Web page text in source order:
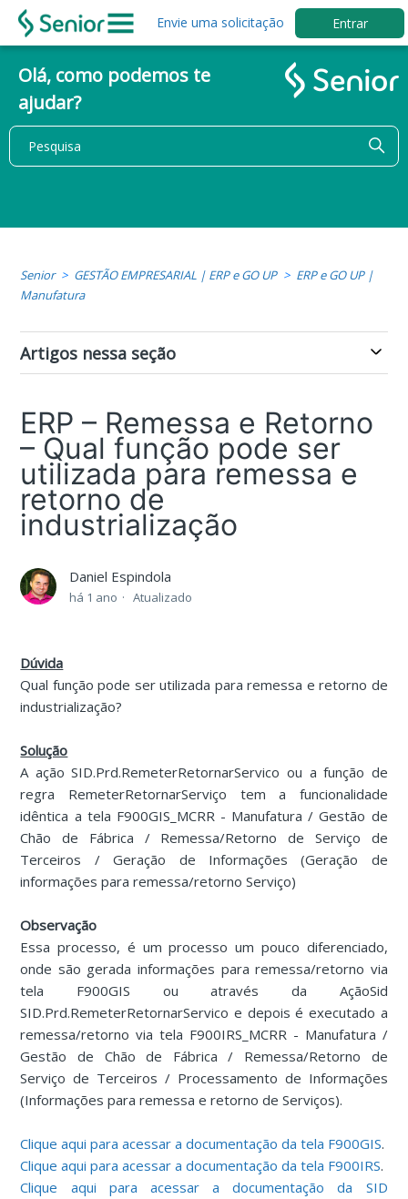
Envie uma solicitação Entrar
Olá, como podemos te
ajudar?
Senior GESTÃO EMPRESARIAL | ERP e GO UP
ERP e GO UP |
Manufatura
Artigos nessa seção
ERP – Remessa e Retorno
– Qual função pode ser
utilizada para remessa e
retorno de
industrialização
Daniel Espindola
há 1 ano Atualizado
Dúvida
Qual função pode ser utilizada para remessa e retorno de
industrialização?
Solução
A ação SID.Prd.RemeterRetornarServico ou a função de
regra RemeterRetornarServiço tem a funcionalidade
idêntica a tela F900GIS_MCRR - Manufatura / Gestão de
Chão de Fábrica / Remessa/Retorno de Serviço de
Terceiros / Geração de Informações (Geração de
informações para remessa/retorno Serviço)
Observação
Essa processo, é um processo um pouco diferenciado,
onde são gerada informações para remessa/retorno via
tela F900GIS ou através da AçãoSid
SID.Prd.RemeterRetornarServico e depois é executado a
remessa/retorno via tela F900IRS_MCRR - Manufatura /
Gestão de Chão de Fábrica / Remessa/Retorno de
Serviço de Terceiros / Processamento de Informações
(Informações para remessa e retorno de Serviços).
Clique aqui para acessar a documentação da tela F900GIS.
Clique aqui para acessar a documentação da tela F900IRS.
Clique aqui para acessar a documentação da SID